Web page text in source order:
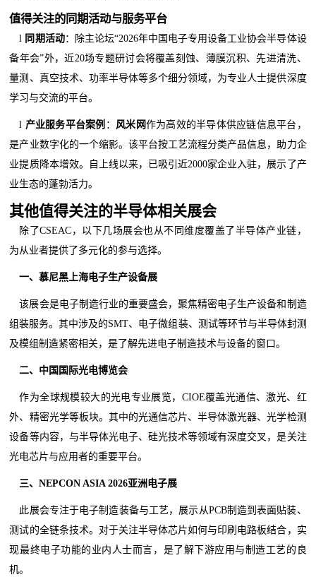
值得关注的同期活动与服务平台
l 同期活动：除主论坛“2026年中国电子专用设备工业协会半导体设
备年会”外，近20场专题研讨会将覆盖刻蚀、薄膜沉积、先进清洗、
量测、真空技术、功率半导体等多个细分领域，为专业人士提供深度
学习与交流的平台。
l 产业服务平台案例 ： 风米网作为高效的半导体供应链信息平台，
是产业数字化的一个缩影。该平台按工艺流程分类产品信息，助力企
业提质降本增效。自上线以来，已吸引近2000家企业入驻，展示了产
业生态的蓬勃活力。
其他值得关注的半导体相关展会
除了CSEAC，以下几场展会也从不同维度覆盖了半导体产业链，
为从业者提供了多元化的参与选择。
一、慕尼黑上海电子生产设备展
该展会是电子制造行业的重要盛会，聚焦精密电子生产设备和制造
组装服务。其中涉及的SMT、电子微组装、测试等环节与半导体封测
及模组制造紧密相关，是了解先进电子制造技术与设备的窗口。
二、中国国际光电博览会
作为全球规模较大的光电专业展览，CIOE覆盖光通信、激光、红
外、精密光学等板块。其中的光通信芯片、半导体激光器、光学检测
设备等内容，与半导体光电子、硅光技术等领域有深度交叉，是关注
光电芯片与应用者的重要平台。
三、NEPCON ASIA 2026亚洲电子展
此展会专注于电子制造装备与工艺，展示从PCB制造到表面贴装、
测试的全链条技术。对于关注半导体芯片如何与印刷电路板结合，实
现最终电子功能的业内人士而言，是了解下游应用与制造工艺的良
机。